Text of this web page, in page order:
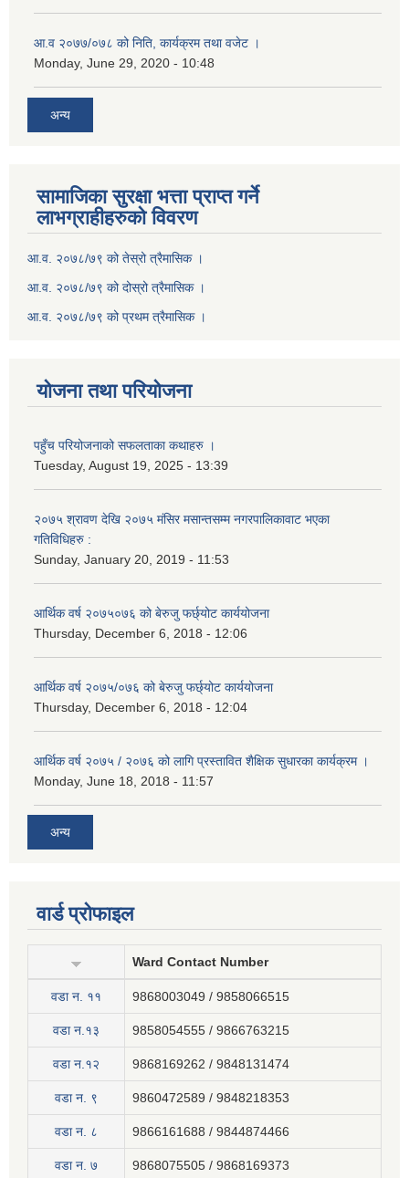
आ.व २०७७/०७८ को निति, कार्यक्रम तथा वजेट ।
Monday, June 29, 2020 - 10:48
अन्य
सामाजिका सुरक्षा भत्ता प्राप्त गर्ने
लाभग्राहीहरुको विवरण
आ.व. २०७८/७९ को तेस्रो त्रैमासिक ।
आ.व. २०७८/७९ को दोस्रो त्रैमासिक ।
आ.व. २०७८/७९ को प्रथम त्रैमासिक ।
योजना तथा परियोजना
पहुँच परियोजनाको सफलताका कथाहरु ।
Tuesday, August 19, 2025 - 13:39
२०७५ श्रावण देखि २०७५ मंसिर मसान्तसम्म नगरपालिकावाट भएका
गतिविधिहरु :
Sunday, January 20, 2019 - 11:53
आर्थिक वर्ष २०७५०७६ को बेरुजु फर्छ्योट कार्ययोजना
Thursday, December 6, 2018 - 12:06
आर्थिक वर्ष २०७५/०७६ को बेरुजु फर्छ्योट कार्ययोजना
Thursday, December 6, 2018 - 12:04
आर्थिक वर्ष २०७५ / २०७६ को लागि प्रस्तावित शैक्षिक सुधारका कार्यक्रम ।
Monday, June 18, 2018 - 11:57
अन्य
वार्ड प्रोफाइल
Ward Contact Number
वडा न‍. ११ 9868003049 / 9858066515
वडा न.१३ 9858054555 / 9866763215
वडा न.१२ 9868169262 / 9848131474
वडा न. ९ 9860472589 / 9848218353
वडा न. ८ 9866161688 / 9844874466
वडा न. ७ 9868075505 / 9868169373